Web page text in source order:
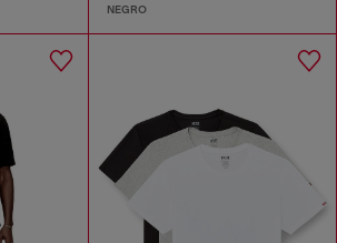
NEGRO